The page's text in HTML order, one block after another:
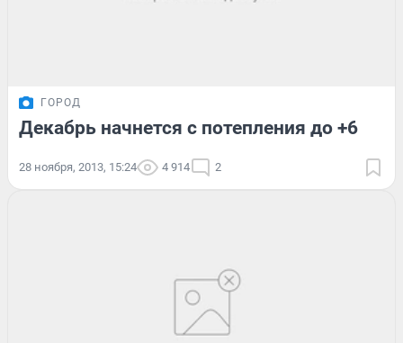
ГОРОД
Декабрь начнется с потепления до +6
28 ноября, 2013, 15:24 4 914 2